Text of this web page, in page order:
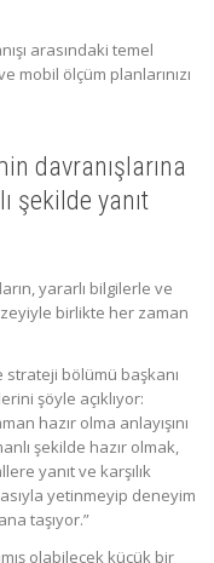
arasındaki temel
mobil ölçüm planlarınızı
davranışlarına
şekilde yanıt
yararlı bilgilerle ve
birlikte her zaman
strateji bölümü başkanı
şöyle açıklıyor:
hazır olma anlayışını
şekilde hazır olmak,
yanıt ve karşılık
yetinmeyip deneyim
taşıyor.”
olabilecek küçük bir